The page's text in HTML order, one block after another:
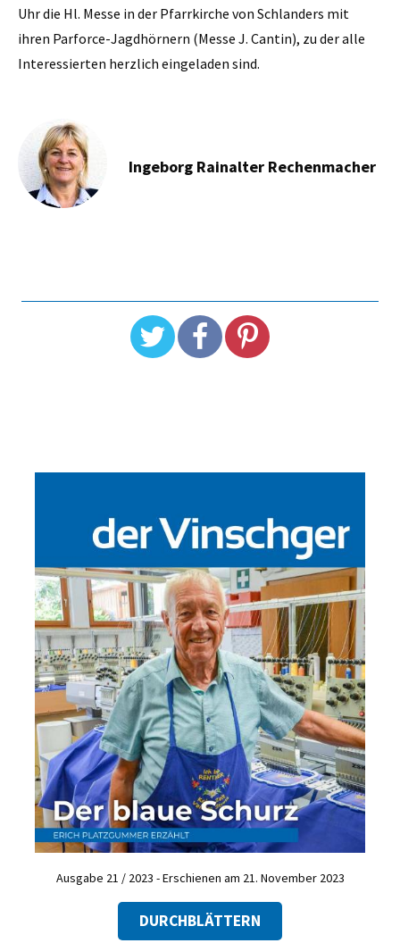
Uhr die Hl. Messe in der Pfarrkirche von Schlanders mit
ihren Parforce-Jagdhörnern (Messe J. Cantin), zu der alle
Interessierten herzlich eingeladen sind.
Ingeborg Rainalter Rechenmacher
Ausgabe 21 / 2023 - Erschienen am 21. November 2023
DURCHBLÄTTERN